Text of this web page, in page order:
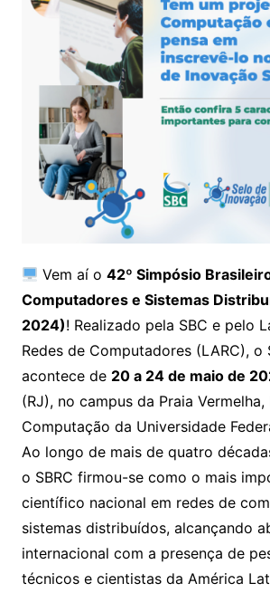
Vem aí o42º Simpósio
Computadores e Sistemas
2024)! Realizado pela SBC e pelo
Redes de Computadores (LARC), o
acontece de 20 a 24 de maio de
(RJ), no campus da Praia
Computação da Universidade
Ao longo de mais de quatro
o SBRC firmou-se como o mais
científico nacional em redes de
sistemas distribuídos, alcançando
internacional com a presença de
técnicos e cientistas da América